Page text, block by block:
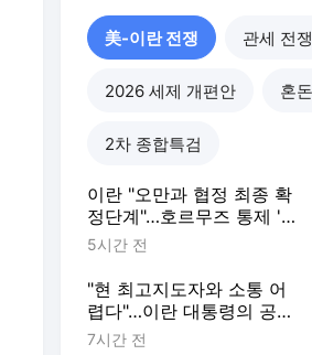
美-이란 전쟁 관세 전쟁
2026 세제 개편안
2차 종합특검
이란 "오만과 협정 최종 확
정단계"…호르무즈 통제 '눈
앞' [이상은의 워싱턴나우]
5시간 전
"현 최고지도자와 소통 어
렵다"…이란 대통령의 공개
시인
7시간 전